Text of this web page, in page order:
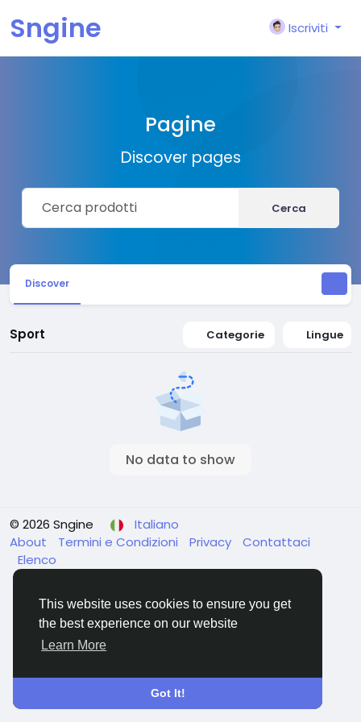
This website uses cookies to ensure you get
the best experience on our website
Learn More
Got It!
Sngine Iscriviti
Pagine
Discover pages
Cerca
Discover
Sport Categorie Lingue
No data to show
© 2026 Sngine
Italiano
About
Termini e Condizioni Privacy
Contattaci
Elenco